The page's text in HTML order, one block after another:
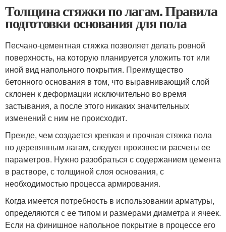
Толщина стяжки по лагам. Правила
подготовки основания для пола
Песчано-цементная стяжка позволяет делать ровной
поверхность, на которую планируется уложить тот или
иной вид напольного покрытия. Преимущество
бетонного основания в том, что выравнивающий слой
склонен к деформации исключительно во время
застывания, а после этого никаких значительных
изменений с ним не происходит.
Прежде, чем создается крепкая и прочная стяжка пола
по деревянным лагам, следует произвести расчеты ее
параметров. Нужно разобраться с содержанием цемента
в растворе, с толщиной слоя основания, с
необходимостью процесса армирования.
Когда имеется потребность в использовании арматуры,
определяются с ее типом и размерами диаметра и ячеек.
Если на финишное напольное покрытие в процессе его